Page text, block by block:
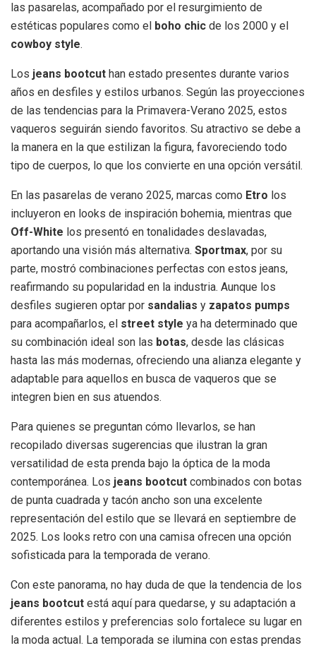
las pasarelas, acompañado por el resurgimiento de
estéticas populares como el
boho chic de los 2000 y el
cowboy style.
Los jeans bootcut han estado presentes durante varios
años en desfiles y estilos urbanos. Según las proyecciones
de las tendencias para la Primavera-Verano 2025, estos
vaqueros seguirán siendo favoritos. Su atractivo se debe a
la manera en la que estilizan la figura, favoreciendo todo
tipo de cuerpos, lo que los convierte en una opción versátil.
En las pasarelas de verano 2025, marcas como Etro los
incluyeron en looks de inspiración bohemia, mientras que
Off-White los presentó en tonalidades deslavadas,
aportando una visión más alternativa. Sportmax, por su
parte, mostró combinaciones perfectas con estos jeans,
reafirmando su popularidad en la industria. Aunque los
desfiles sugieren optar por sandalias y zapatos pumps
para acompañarlos, el street style ya ha determinado que
su combinación ideal son las botas, desde las clásicas
hasta las más modernas, ofreciendo una alianza elegante y
adaptable para aquellos en busca de vaqueros que se
integren bien en sus atuendos.
Para quienes se preguntan cómo llevarlos, se han
recopilado diversas sugerencias que ilustran la gran
versatilidad de esta prenda bajo la óptica de la moda
contemporánea. Los jeans bootcut combinados con botas
de punta cuadrada y tacón ancho son una excelente
representación del estilo que se llevará en septiembre de
2025. Los looks retro con una camisa ofrecen una opción
sofisticada para la temporada de verano.
Con este panorama, no hay duda de que la tendencia de los
jeans bootcut está aquí para quedarse, y su adaptación a
diferentes estilos y preferencias solo fortalece su lugar en
la moda actual. La temporada se ilumina con estas prendas